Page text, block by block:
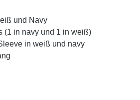
und Navy
(1 in navy und 1 in weiß)
in weiß und navy